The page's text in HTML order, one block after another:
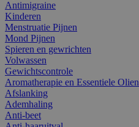
Antimigraine
Kinderen
Menstruatie Pijnen
Mond Pijnen
Spieren en gewrichten
Volwassen
Gewichtscontrole
Aromatherapie en Essentiele Olien
Afslanking
Ademhaling
Anti-beet